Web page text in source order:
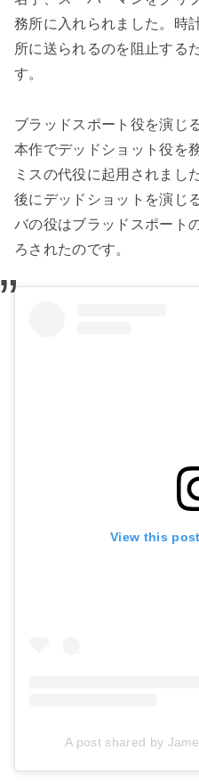
務所に入れられました。時
所に送られるのを阻止する
す。
ブラッドスポート役を演じ
本作でデッドショット役を
ミスの代役に起用されまし
後にデッドショットを演じ
バの役はブラッドスポート
ろされたのです。
View this
A post shared by